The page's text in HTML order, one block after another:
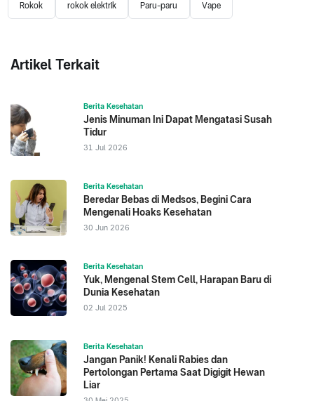
Rokok rokok elektrik Paru-paru Vape
Artikel Terkait
Berita Kesehatan
Jenis Minuman Ini Dapat Mengatasi Susah
Tidur
31 Jul 2026
Berita Kesehatan
Beredar Bebas di Medsos, Begini Cara
Mengenali Hoaks Kesehatan
30 Jun 2026
Berita Kesehatan
Yuk, Mengenal Stem Cell, Harapan Baru di
Dunia Kesehatan
02 Jul 2025
Berita Kesehatan
Jangan Panik! Kenali Rabies dan
Pertolongan Pertama Saat Digigit Hewan
Liar